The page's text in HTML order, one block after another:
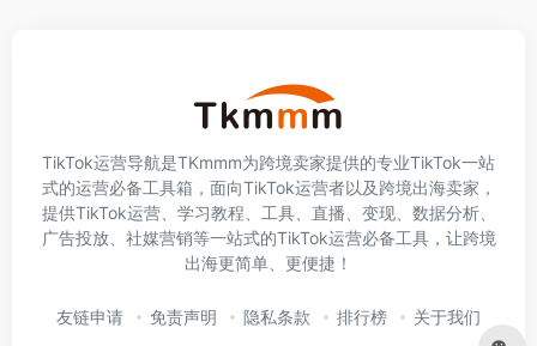
TikTok运营导航是TKmmm为跨境卖家提供的专业TikTok一站
式的运营必备工具箱，面向TikTok运营者以及跨境出海卖家，
提供TikTok运营、学习教程、工具、直播、变现、数据分析、
广告投放、社媒营销等一站式的TikTok运营必备工具，让跨境
出海更简单、更便捷！
友链申请 免责声明 隐私条款 排行榜 关于我们